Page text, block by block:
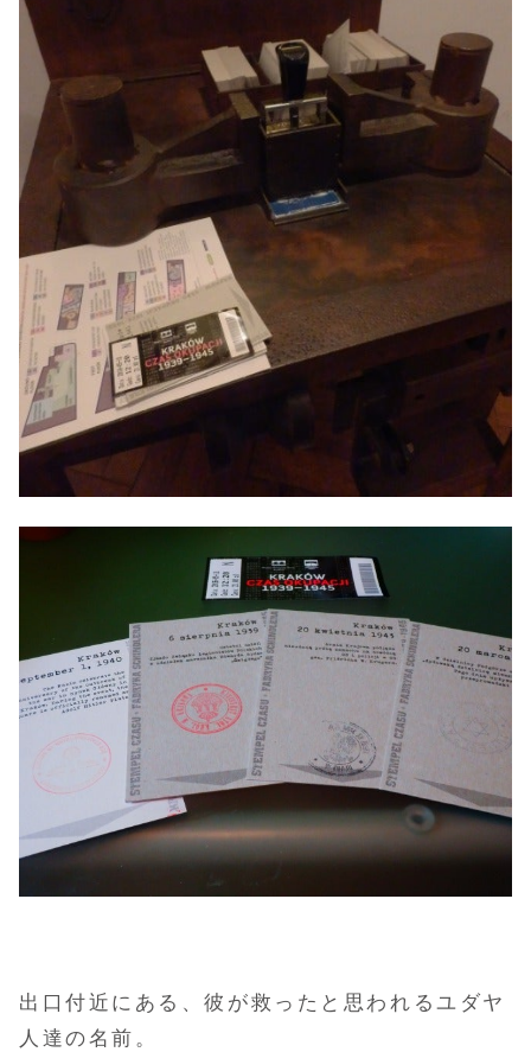
出口付近にある、彼が救ったと思われるユダヤ
人達の名前。